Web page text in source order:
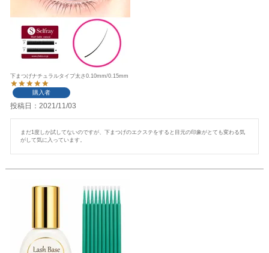
下まつげナチュラルタイプ太さ0.10mm/0.15mm
購入者
投稿日 2021/11/03
まだ1度しか試してないのですが、下まつげのエクステをすると目元の印象がとても変わる気
がして気に入っています。